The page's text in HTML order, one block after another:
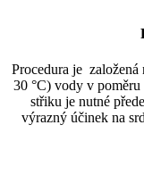
Procedura je založená
30 °C) vody v poměru
střiku je nutné
výrazný účinek na